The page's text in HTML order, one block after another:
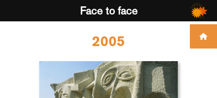
Face to face
2005